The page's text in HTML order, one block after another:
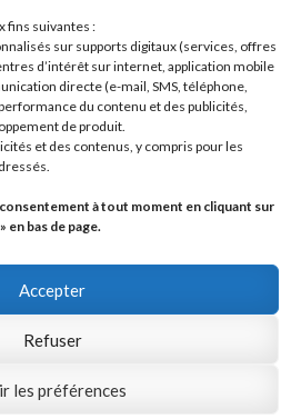
fins suivantes :
sur supports digitaux (services, offres
d’intérêt sur internet, application mobile
directe (e-mail, SMS, téléphone,
du contenu et des publicités,
de produit.
et des contenus, y compris pour les
à tout moment en cliquant sur
en bas de page.
Accepter
Refuser
les préférences
nuts 88
produits
11
produits
/ Others models, Misc. 3737
produits
Built with WooCommerce